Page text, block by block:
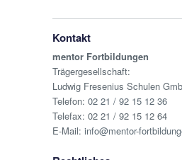
Kontakt
mentor Fortbildungen
Trägergesellschaft:
Ludwig Fresenius Schulen
Telefon: 02 21 / 92 15 12 36
Telefax: 02 21 / 92 15 12 64
E-Mail: info@mentor-